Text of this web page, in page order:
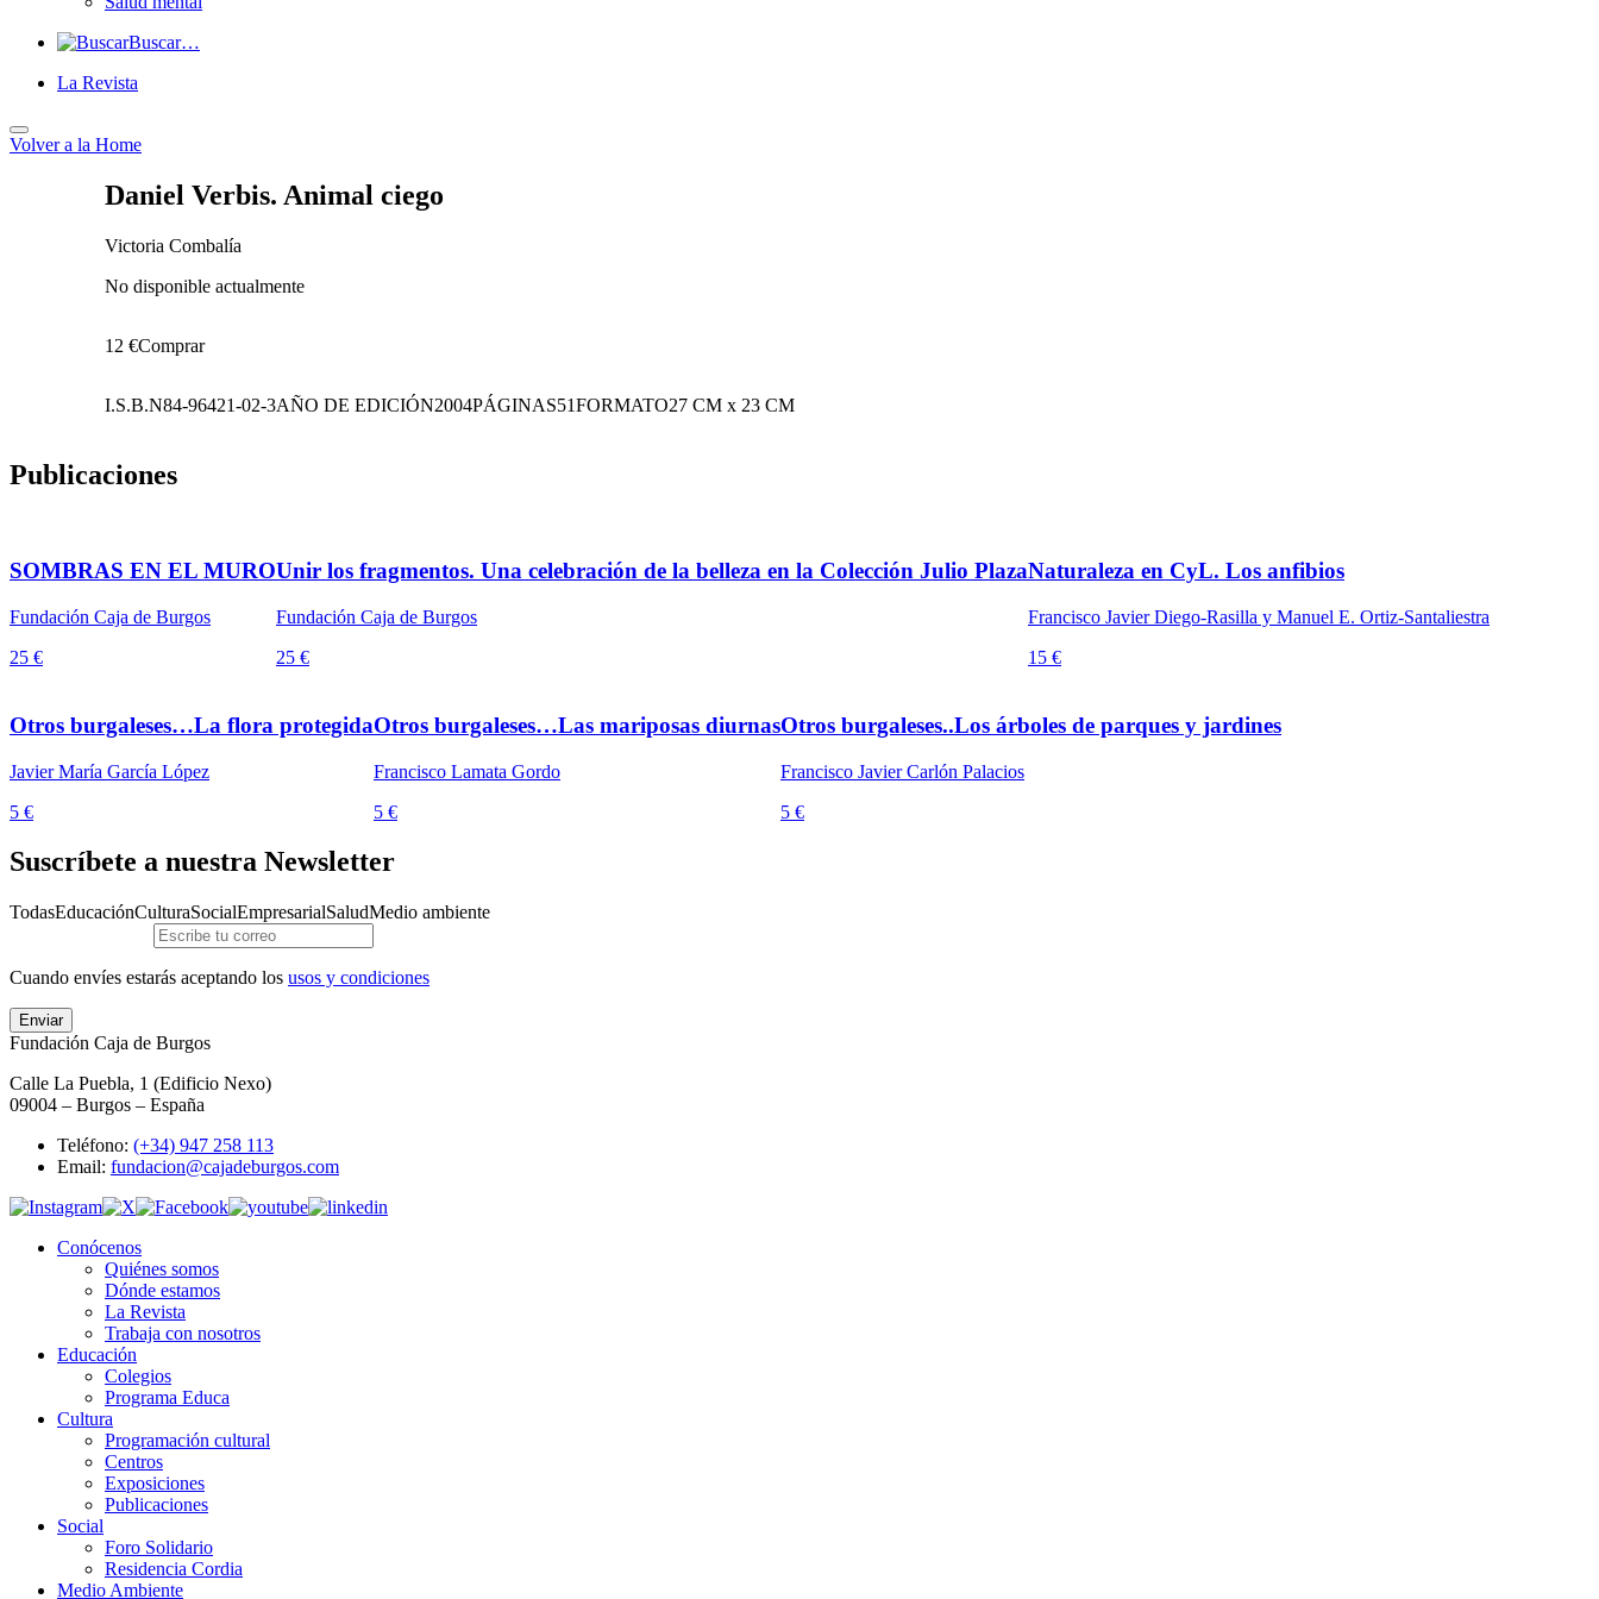
Buscar…
La Revista
Volver a la Home
Daniel Verbis. Animal ciego
Victoria Combalía
No disponible actualmente
12 €Comprar
I.S.B.N84-96421-02-3AÑO DE EDICIÓN2004PÁGINAS51FORMATO27 CM x 23 CM
Publicaciones
SOMBRAS EN EL MURO
Fundación Caja de Burgos
25 €
Unir los fragmentos. Una celebración de la belleza en la Colección Julio Plaza
Fundación Caja de Burgos
25 €
Naturaleza en CyL. Los anfibios
Francisco Javier Diego-Rasilla y Manuel E. Ortiz-Santaliestra
15 €
Otros burgaleses…La flora protegida
Javier María García López
5 €
Otros burgaleses…Las mariposas diurnas
Francisco Lamata Gordo
5 €
Otros burgaleses..Los árboles de parques y jardines
Francisco Javier Carlón Palacios
5 €
Suscríbete a nuestra Newsletter
TodasEducaciónCulturaSocialEmpresarialSaludMedio ambiente
Cuando envíes estarás aceptando los usos y condiciones
Enviar
Fundación Caja de Burgos
Calle La Puebla, 1 (Edificio Nexo)
09004 – Burgos – España
Teléfono: (+34) 947 258 113
Email: fundacion@cajadeburgos.com
Conócenos
Quiénes somos
Dónde estamos
La Revista
Trabaja con nosotros
Educación
Colegios
Programa Educa
Cultura
Programación cultural
Centros
Exposiciones
Publicaciones
Social
Foro Solidario
Residencia Cordia
Medio Ambiente